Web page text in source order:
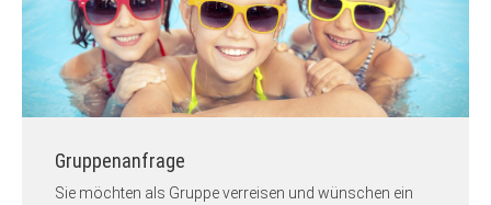
Gruppenanfrage
Sie möchten als Gruppe verreisen und wünschen ein